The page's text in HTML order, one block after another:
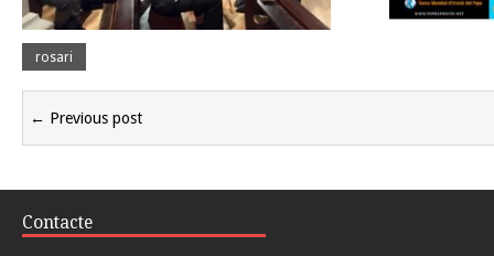
rosari
← Previous post
Contacte